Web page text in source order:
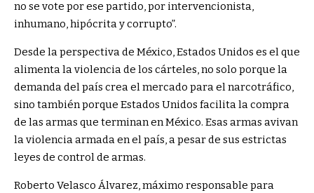
no se vote por ese partido, por intervencionista,
inhumano, hipócrita y corrupto”.
Desde la perspectiva de México, Estados Unidos es el que
alimenta la violencia de los cárteles, no solo porque la
demanda del país crea el mercado para el narcotráfico,
sino también porque Estados Unidos facilita la compra
de las armas que terminan en México. Esas armas avivan
la violencia armada en el país, a pesar de sus estrictas
leyes de control de armas.
Roberto Velasco Álvarez, máximo responsable para